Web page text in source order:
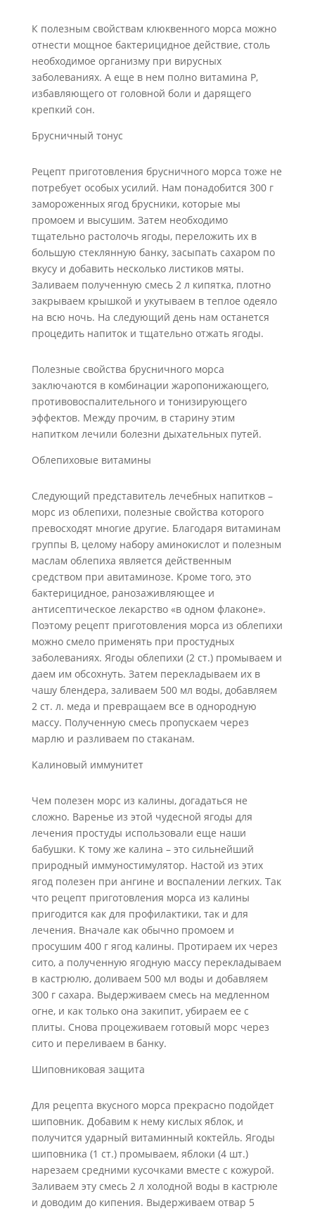
К полезным свойствам клюквенного морса можно
отнести мощное бактерицидное действие, столь
необходимое организму при вирусных
заболеваниях. А еще в нем полно витамина P,
избавляющего от головной боли и дарящего
крепкий сон.
Брусничный тонус
Рецепт приготовления брусничного морса тоже не
потребует особых усилий. Нам понадобится 300 г
замороженных ягод брусники, которые мы
промоем и высушим. Затем необходимо
тщательно растолочь ягоды, переложить их в
большую стеклянную банку, засыпать сахаром по
вкусу и добавить несколько листиков мяты.
Заливаем полученную смесь 2 л кипятка, плотно
закрываем крышкой и укутываем в теплое одеяло
на всю ночь. На следующий день нам останется
процедить напиток и тщательно отжать ягоды.
Полезные свойства брусничного морса
заключаются в комбинации жаропонижающего,
противовоспалительного и тонизирующего
эффектов. Между прочим, в старину этим
напитком лечили болезни дыхательных путей.
Облепиховые витамины
Следующий представитель лечебных напитков –
морс из облепихи, полезные свойства которого
превосходят многие другие. Благодаря витаминам
группы B, целому набору аминокислот и полезным
маслам облепиха является действенным
средством при авитаминозе. Кроме того, это
бактерицидное, ранозаживляющее и
антисептическое лекарство «в одном флаконе».
Поэтому рецепт приготовления морса из облепихи
можно смело применять при простудных
заболеваниях. Ягоды облепихи (2 ст.) промываем и
даем им обсохнуть. Затем перекладываем их в
чашу блендера, заливаем 500 мл воды, добавляем
2 ст. л. меда и превращаем все в однородную
массу. Полученную смесь пропускаем через
марлю и разливаем по стаканам.
Калиновый иммунитет
Чем полезен морс из калины, догадаться не
сложно. Варенье из этой чудесной ягоды для
лечения простуды использовали еще наши
бабушки. К тому же калина – это сильнейший
природный иммуностимулятор. Настой из этих
ягод полезен при ангине и воспалении легких. Так
что рецепт приготовления морса из калины
пригодится как для профилактики, так и для
лечения. Вначале как обычно промоем и
просушим 400 г ягод калины. Протираем их через
сито, а полученную ягодную массу перекладываем
в кастрюлю, доливаем 500 мл воды и добавляем
300 г сахара. Выдерживаем смесь на медленном
огне, и как только она закипит, убираем ее с
плиты. Снова процеживаем готовый морс через
сито и переливаем в банку.
Шиповниковая защита
Для рецепта вкусного морса прекрасно подойдет
шиповник. Добавим к нему кислых яблок, и
получится ударный витаминный коктейль. Ягоды
шиповника (1 ст.) промываем, яблоки (4 шт.)
нарезаем средними кусочками вместе с кожурой.
Заливаем эту смесь 2 л холодной воды в кастрюле
и доводим до кипения. Выдерживаем отвар 5